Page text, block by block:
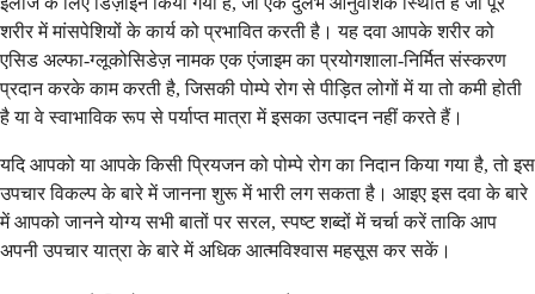
शरीर में मांसपेशियों के कार्य को प्रभावित करती है। यह दवा आपके शरीर को
एसिड अल्फा-ग्लूकोसिडेज़ नामक एक एंजाइम का प्रयोगशाला-निर्मित संस्करण
प्रदान करके काम करती है, जिसकी पोम्पे रोग से पीड़ित लोगों में या तो कमी होती
है या वे स्वाभाविक रूप से पर्याप्त मात्रा में इसका उत्पादन नहीं करते हैं।
यदि आपको या आपके किसी प्रियजन को पोम्पे रोग का निदान किया गया है, तो इस
उपचार विकल्प के बारे में जानना शुरू में भारी लग सकता है। आइए इस दवा के बारे
में आपको जानने योग्य सभी बातों पर सरल, स्पष्ट शब्दों में चर्चा करें ताकि आप
अपनी उपचार यात्रा के बारे में अधिक आत्मविश्वास महसूस कर सकें।